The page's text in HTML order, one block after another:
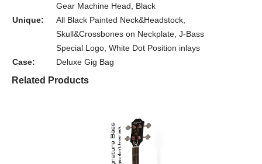
Gear Machine Head, Black
Unique:
All Black Painted Neck&Headstock,
Skull&Crossbones on Neckplate, J-Bass
Special Logo, White Dot Position inlays
Case:
Deluxe Gig Bag
Related Products